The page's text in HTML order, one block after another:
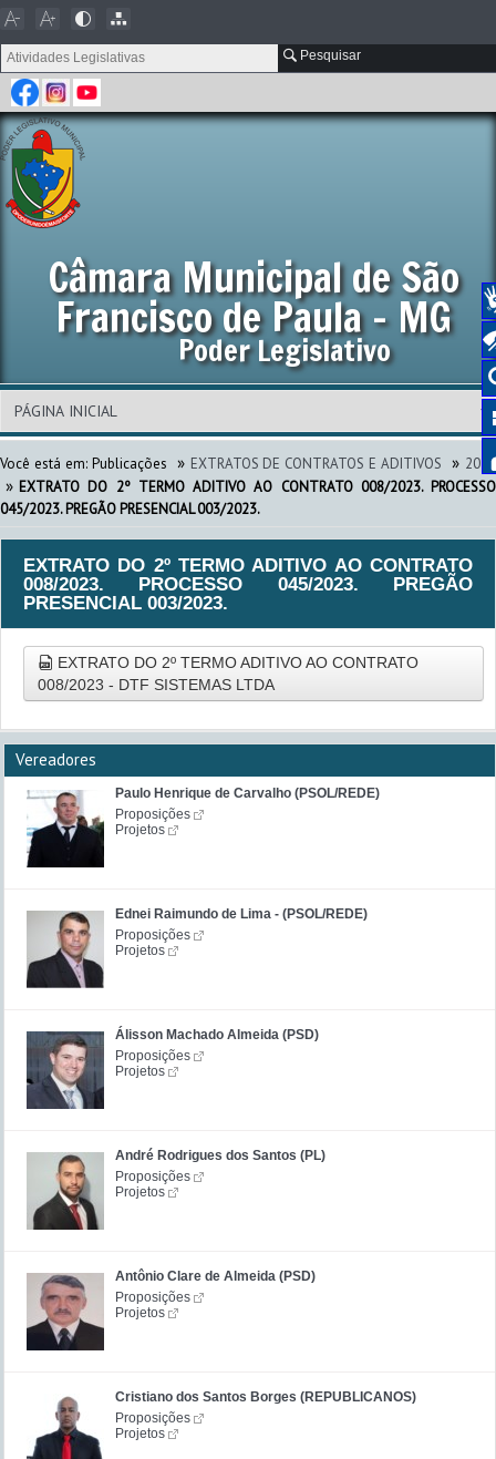
Pesquisar
Câmara Municipal de São
Francisco de Paula - MG
Poder Legislativo
Você está em: Publicações » EXTRATOS DE CONTRATOS E ADITIVOS » 2024
» EXTRATO DO 2º TERMO ADITIVO AO CONTRATO 008/2023. PROCESSO
045/2023. PREGÃO PRESENCIAL 003/2023.
EXTRATO DO 2º TERMO ADITIVO AO CONTRATO
008/2023. PROCESSO 045/2023. PREGÃO
PRESENCIAL 003/2023.
EXTRATO DO 2º TERMO ADITIVO AO CONTRATO
008/2023 - DTF SISTEMAS LTDA
Vereadores
Paulo Henrique de Carvalho (PSOL/REDE)
Proposições
Projetos
Ednei Raimundo de Lima - (PSOL/REDE)
Proposições
Projetos
Álisson Machado Almeida (PSD)
Proposições
Projetos
André Rodrigues dos Santos (PL)
Proposições
Projetos
Antônio Clare de Almeida (PSD)
Proposições
Projetos
Cristiano dos Santos Borges (REPUBLICANOS)
Proposições
Projetos